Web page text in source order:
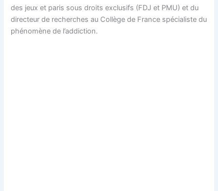
des jeux et paris sous droits exclusifs (FDJ et PMU) et du
directeur de recherches au Collège de France spécialiste du
phénomène de l’addiction.